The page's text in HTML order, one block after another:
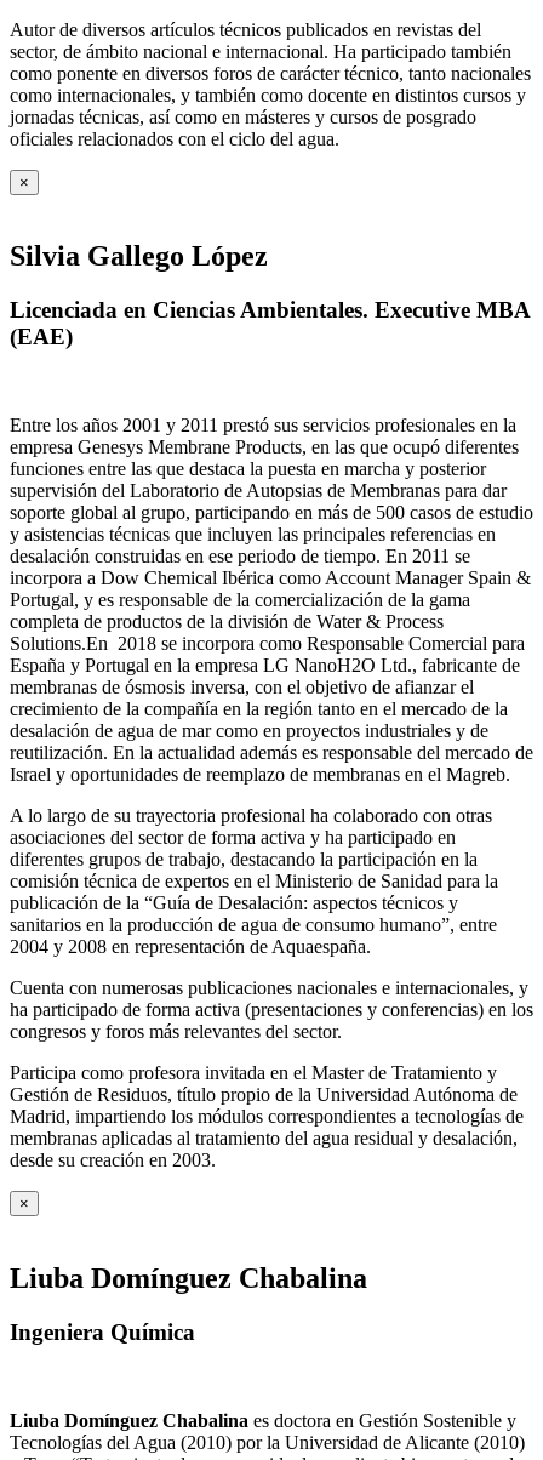
Autor de diversos artículos técnicos publicados en revistas del
sector, de ámbito nacional e internacional. Ha participado también
como ponente en diversos foros de carácter técnico, tanto nacionales
como internacionales, y también como docente en distintos cursos y
jornadas técnicas, así como en másteres y cursos de posgrado
oficiales relacionados con el ciclo del agua.
×
Silvia Gallego López
Licenciada en Ciencias Ambientales. Executive MBA
(EAE)
Entre los años 2001 y 2011 prestó sus servicios profesionales en la
empresa Genesys Membrane Products, en las que ocupó diferentes
funciones entre las que destaca la puesta en marcha y posterior
supervisión del Laboratorio de Autopsias de Membranas para dar
soporte global al grupo, participando en más de 500 casos de estudio
y asistencias técnicas que incluyen las principales referencias en
desalación construidas en ese periodo de tiempo. En 2011 se
incorpora a Dow Chemical Ibérica como Account Manager Spain &
Portugal, y es responsable de la comercialización de la gama
completa de productos de la división de Water & Process
Solutions.En 2018 se incorpora como Responsable Comercial para
España y Portugal en la empresa LG NanoH2O Ltd., fabricante de
membranas de ósmosis inversa, con el objetivo de afianzar el
crecimiento de la compañía en la región tanto en el mercado de la
desalación de agua de mar como en proyectos industriales y de
reutilización. En la actualidad además es responsable del mercado de
Israel y oportunidades de reemplazo de membranas en el Magreb.
A lo largo de su trayectoria profesional ha colaborado con otras
asociaciones del sector de forma activa y ha participado en
diferentes grupos de trabajo, destacando la participación en la
comisión técnica de expertos en el Ministerio de Sanidad para la
publicación de la “Guía de Desalación: aspectos técnicos y
sanitarios en la producción de agua de consumo humano”, entre
2004 y 2008 en representación de Aquaespaña.
Cuenta con numerosas publicaciones nacionales e internacionales, y
ha participado de forma activa (presentaciones y conferencias) en los
congresos y foros más relevantes del sector.
Participa como profesora invitada en el Master de Tratamiento y
Gestión de Residuos, título propio de la Universidad Autónoma de
Madrid, impartiendo los módulos correspondientes a tecnologías de
membranas aplicadas al tratamiento del agua residual y desalación,
desde su creación en 2003.
×
Liuba Domínguez Chabalina
Ingeniera Química
Liuba Domínguez Chabalina es doctora en Gestión Sostenible y
Tecnologías del Agua (2010) por la Universidad de Alicante (2010)